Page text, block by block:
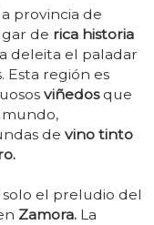
provincia de
de rica historia
deleita el paladar
Esta región es
viñedosque
mundo,
de vino tinto
el preludio del
Zamora.La